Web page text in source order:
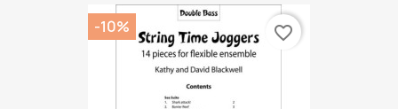
-10% favorite_border